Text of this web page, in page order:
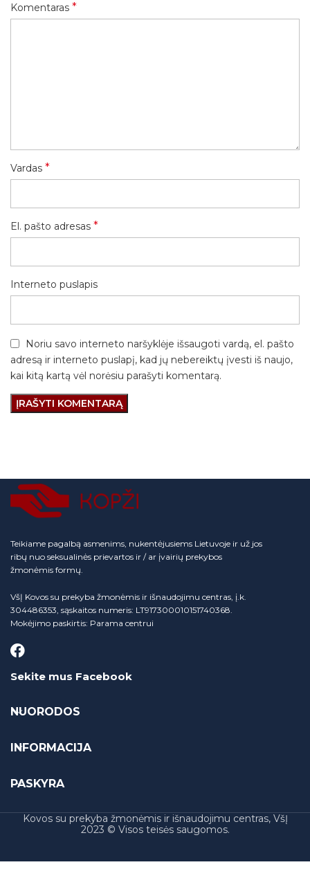
Komentaras *
Vardas *
El. pašto adresas *
Interneto puslapis
Noriu savo interneto naršyklėje išsaugoti vardą, el. pašto
adresą ir interneto puslapį, kad jų nebereiktų įvesti iš naujo,
kai kitą kartą vėl norėsiu parašyti komentarą.
Teikiame pagalbą asmenims, nukentėjusiems Lietuvoje ir už jos
ribų nuo seksualinės prievartos ir / ar įvairių prekybos
žmonėmis formų.
VšĮ Kovos su prekyba žmonėmis ir išnaudojimu centras, į.k.
304486353, sąskaitos numeris: LT917300010151740368.
Mokėjimo paskirtis: Parama centrui
Sekite mus Facebook
NUORODOS
INFORMACIJA
PASKYRA
Kovos su prekyba žmonėmis ir išnaudojimu centras, VšĮ
2023 © Visos teisės saugomos.